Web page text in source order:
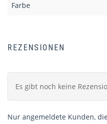
Farbe
REZENSIONEN
Es gibt noch keine
Nur angemeldete Kunden,